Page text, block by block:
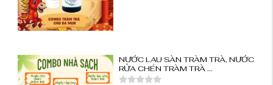
NƯỚC LAU SÀN TRÀM TRÀ, NƯỚC
RỬA CHÉN TRÀM TRÀ ...